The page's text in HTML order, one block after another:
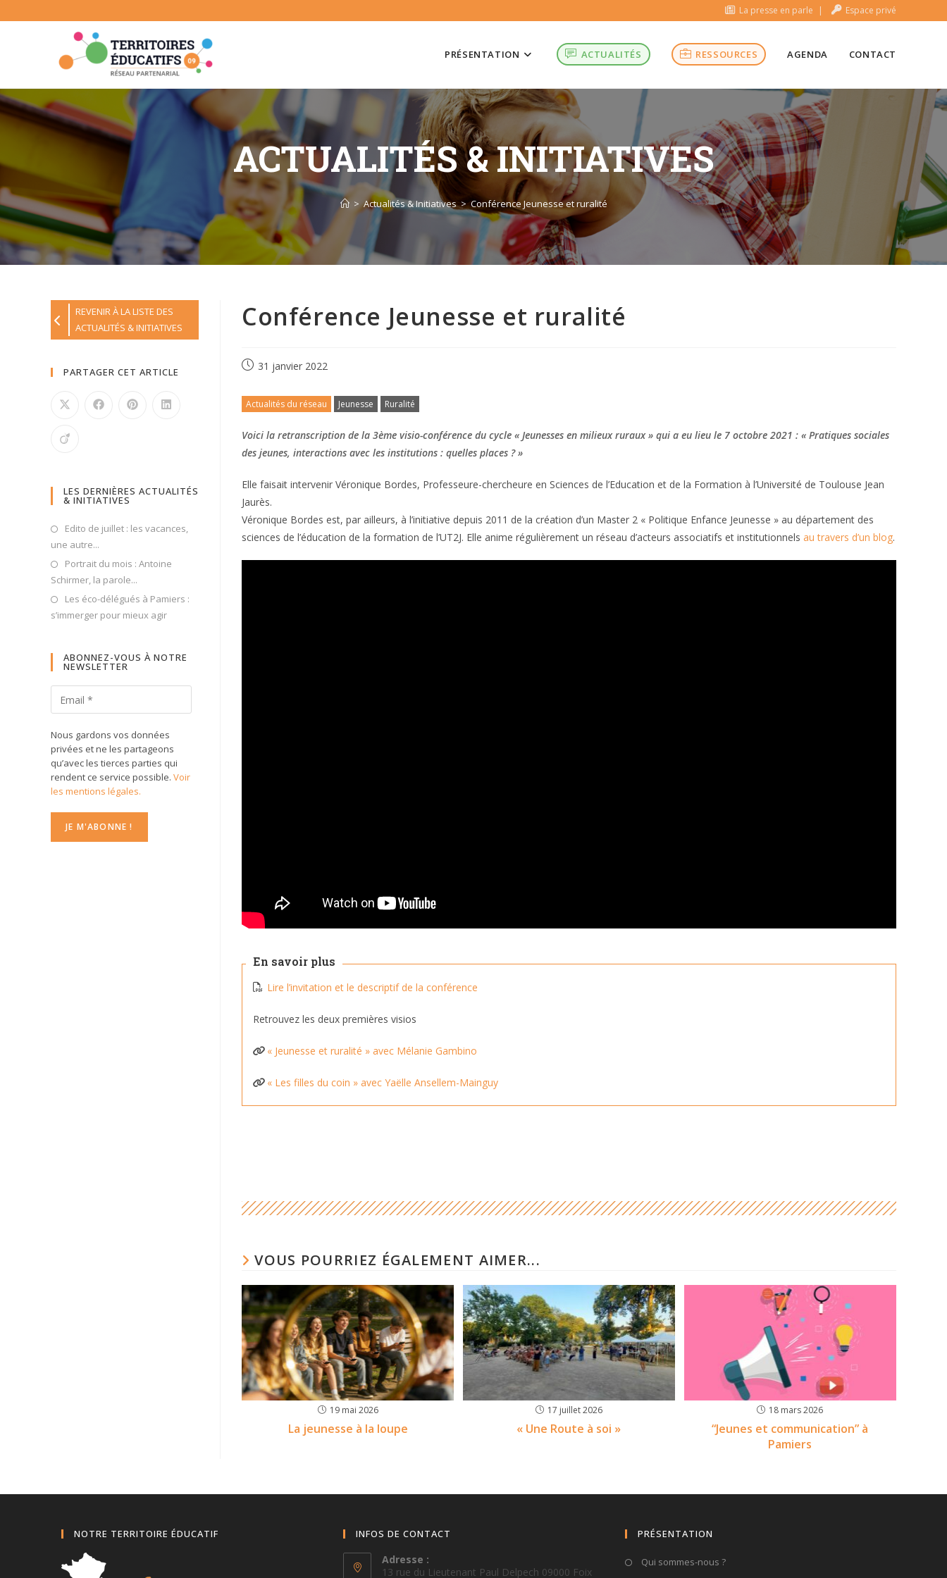
to
La presse en parle Espace privé
PRÉSENTATION ACTUALITÉS RESSOURCES AGENDA CONTACT
ACTUALITÉS & INITIATIVES
> Actualités & Initiatives > Conférence Jeunesse et ruralité
Conférence Jeunesse et ruralité
31 janvier 2022
Actualités du réseau Jeunesse Ruralité
Voici la retranscription de la 3ème visio-conférence du cycle « Jeunesses en milieux ruraux » qui a eu lieu le 7 octobre 2021 : « Pratiques sociales
des jeunes, interactions avec les institutions : quelles places ? »
Elle faisait intervenir Véronique Bordes, Professeure-chercheure en Sciences de l’Education et de la Formation à l’Université de Toulouse Jean
Jaurès.
Véronique Bordes est, par ailleurs, à l’initiative depuis 2011 de la création d’un Master 2 « Politique Enfance Jeunesse » au département des
sciences de l’éducation de la formation de l’UT2J. Elle anime régulièrement un réseau d’acteurs associatifs et institutionnels au travers d’un blog.
En savoir plus
Lire l’invitation et le descriptif de la conférence
Retrouvez les deux premières visios
« Jeunesse et ruralité » avec Mélanie Gambino
« Les filles du coin » avec Yaëlle Ansellem-Mainguy
VOUS POURRIEZ ÉGALEMENT AIMER...
19 mai 2026
La jeunesse à la loupe
17 juillet 2026
« Une Route à soi »
18 mars 2026
“Jeunes et communication” à
Pamiers
REVENIR À LA LISTE DES
ACTUALITÉS & INITIATIVES
PARTAGER CET ARTICLE
LES DERNIÈRES ACTUALITÉS
& INITIATIVES
Edito de juillet : les vacances,
une autre...
Portrait du mois : Antoine
Schirmer, la parole...
Les éco-délégués à Pamiers :
s’immerger pour mieux agir
ABONNEZ-VOUS À NOTRE
NEWSLETTER
Nous gardons vos données
privées et ne les partageons
qu’avec les tierces parties qui
rendent ce service possible. Voir
les mentions légales.
NOTRE TERRITOIRE ÉDUCATIF INFOS DE CONTACT
Adresse :
13 rue du Lieutenant Paul Delpech 09000 Foix
PRÉSENTATION
Qui sommes-nous ?